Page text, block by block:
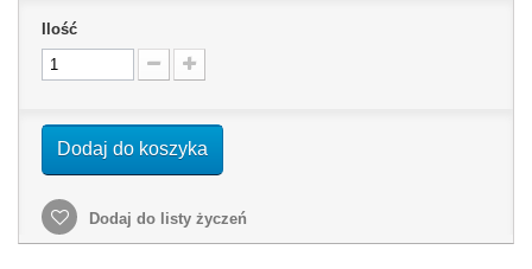
Ilość
Dodaj do koszyka
Dodaj do listy życzeń